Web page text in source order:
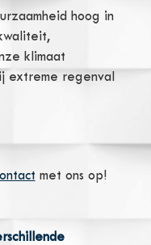
hoog in
klimaat
extreme regenval
met ons op!